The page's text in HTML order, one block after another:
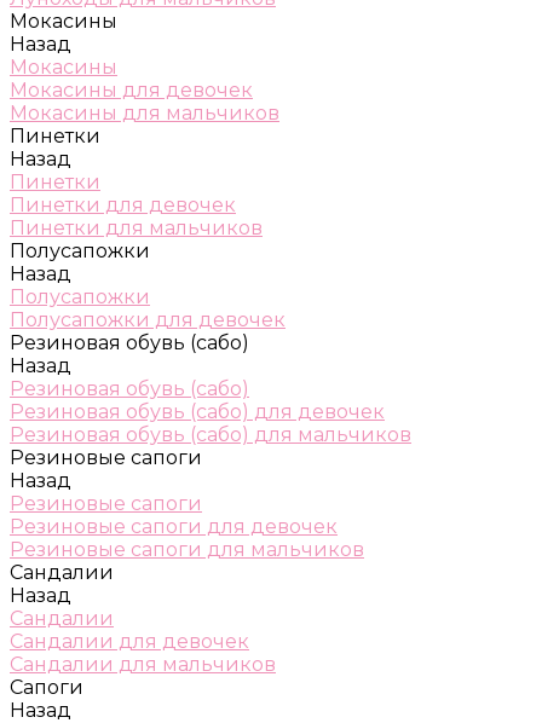
Мокасины
Назад
Мокасины
Мокасины для девочек
Мокасины для мальчиков
Пинетки
Назад
Пинетки
Пинетки для девочек
Пинетки для мальчиков
Полусапожки
Назад
Полусапожки
Полусапожки для девочек
Резиновая обувь (сабо)
Назад
Резиновая обувь (сабо)
Резиновая обувь (сабо) для девочек
Резиновая обувь (сабо) для мальчиков
Резиновые сапоги
Назад
Резиновые сапоги
Резиновые сапоги для девочек
Резиновые сапоги для мальчиков
Сандалии
Назад
Сандалии
Сандалии для девочек
Сандалии для мальчиков
Сапоги
Назад